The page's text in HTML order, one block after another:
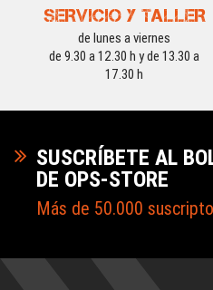
SERVICIO Y TALLER
de lunes a viernes
de 9.30 a 12.30 h y de 13.30 a
17.30 h
SUSCRÍBETE AL
DE OPS-STORE
Más de 50.000